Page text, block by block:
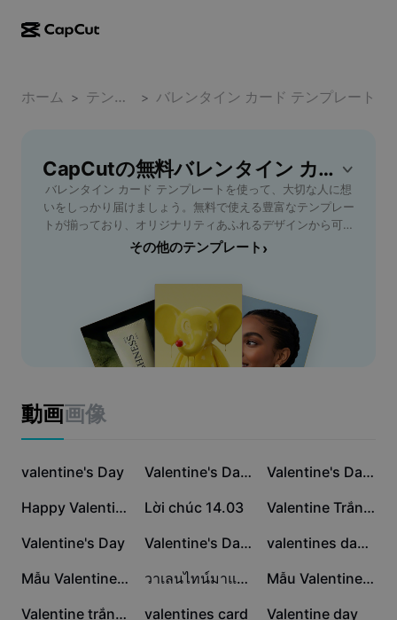
CapCutデスクトップ
CapCut Pad
CapCutモバイル
動画スタジオ
AI動画ジェネレーター
AI画像ジェネレーター
Dreamina Seedance 2.5
Nano Banana Pro
自動キャプション
キャプションテンプレート
動画エディター＆ジェネレーター
画像エディター＆ジェネレーター
音声ジェネレーター＆エディター
ユースケース
マーケティング
ソーシャルメディアのテンプレート
その他
カレンダーのテンプレート
アニバーサリーのテンプレート
エフェクトのテンプレート
産業のテンプレート
振り返りのテンプレート
取り組み
アフィリエイト
パイオニアプログラム
クリエイティブパートナープログラム
CapCutクリエイティブキャンパス
トラストセンター
ヘルプセンター
CapCutの利用規約について
Dreamina Seedance 2.0 Launch
ホーム > テンプレート > バレンタイン カード テンプレート
CapCutの無料バレンタイン カード テンプレートテンプレート
バレンタイン カード テンプレートを使って、大切な人に想
いをしっかり届けましょう。無料で使える豊富なテンプレー
トが揃っており、オリジナリティあふれるデザインから可愛
いイラストまで、多彩なスタイルから選択できます。パソコ
に合わせて理想のバレンタインカードを作成しませんか？
CapCut - AI Toolsなら、直感的な操作で初心者でもプロ並
みの仕上がりに。今すぐバレンタイン カード テンプレート
を活用して、世界にひとつだけのスペシャルカードを作りま
しょう！
その他のテンプレート ›
動画画像
2.2万
valentine's Day 1.6万 Valentine's Day 2025 1.2万 Valentine's Day 14/2
1万 Happy Valentine' Day 9403
Lời chúc 14.03 4195 Valentine Trắng 14/3
4078
Valentine's Day 3930 Valentine's Day 14/2 2554 valentines day card
2427 Mẫu Valentine Day 1607 วาเลนไทน์มาแล้ว 1186 Mẫu Valentine Day
678 Valentine trắng 14/3 667
valentines card 352
Valentine day